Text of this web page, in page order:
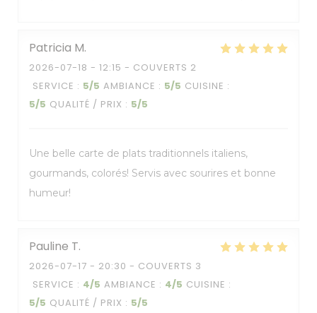
Patricia M
2026-07-18 - 12:15 - COUVERTS 2
SERVICE : 5/5 AMBIANCE : 5/5 CUISINE :
5/5 QUALITÉ / PRIX : 5/5
Une belle carte de plats traditionnels italiens,
gourmands, colorés! Servis avec sourires et bonne
humeur!
Pauline T
2026-07-17 - 20:30 - COUVERTS 3
SERVICE : 4/5 AMBIANCE : 4/5 CUISINE :
5/5 QUALITÉ / PRIX : 5/5